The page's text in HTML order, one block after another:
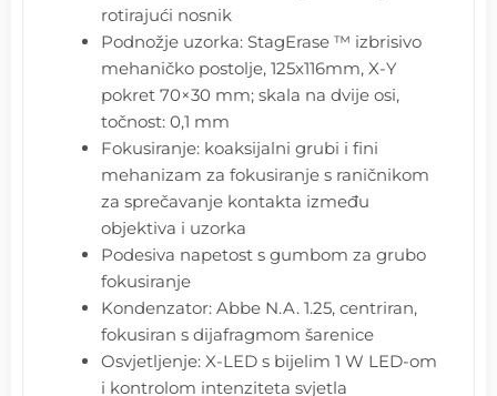
rotirajući nosnik
Podnožje uzorka: StagErase ™ izbrisivo
mehaničko postolje, 125x116mm, X-Y
pokret 70×30 mm; skala na dvije osi,
točnost: 0,1 mm
Fokusiranje: koaksijalni grubi i fini
mehanizam za fokusiranje s raničnikom
za sprečavanje kontakta između
objektiva i uzorka
Podesiva napetost s gumbom za grubo
fokusiranje
Kondenzator: Abbe N.A. 1.25, centriran,
fokusiran s dijafragmom šarenice
Osvjetljenje: X-LED s bijelim 1 W LED-om
i kontrolom intenziteta svjetla